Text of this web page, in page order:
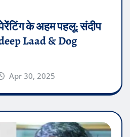
के अहम पहलू: संदीप
Laad & Dog
Apr 30, 2025